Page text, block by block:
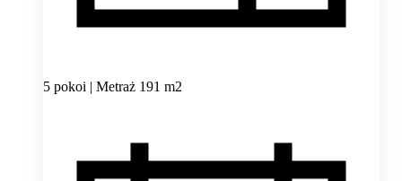
5 pokoi | Metraż 191 m2